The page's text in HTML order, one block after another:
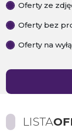
Oferty ze
Oferty bez
Oferty na
LISTA